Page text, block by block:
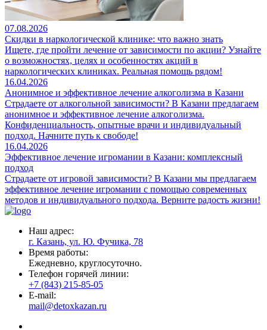
07.08.2026
Скидки в наркологической клинике: что важно знать
Ищете, где пройти лечение от зависимости по акции? Узнайте
о возможностях, целях и особенностях акций в
наркологических клиниках. Реальная помощь рядом!
16.04.2026
Анонимное и эффективное лечение алкоголизма в Казани
Страдаете от алкогольной зависимости? В Казани предлагаем
анонимное и эффективное лечение алкоголизма.
Конфиденциальность, опытные врачи и индивидуальный
подход. Начните путь к свободе!
16.04.2026
Эффективное лечение игромании в Казани: комплексный
подход
Страдаете от игровой зависимости? В Казани мы предлагаем
эффективное лечение игромании с помощью современных
методов и индивидуального подхода. Верните радость жизни!
Наш адрес:
г. Казань, ул. Ю. Фучика, 78
Время работы:
Ежедневно, круглосуточно.
Телефон горячей линии:
+7 (843) 215-85-05
E-mail:
mail@detoxkazan.ru